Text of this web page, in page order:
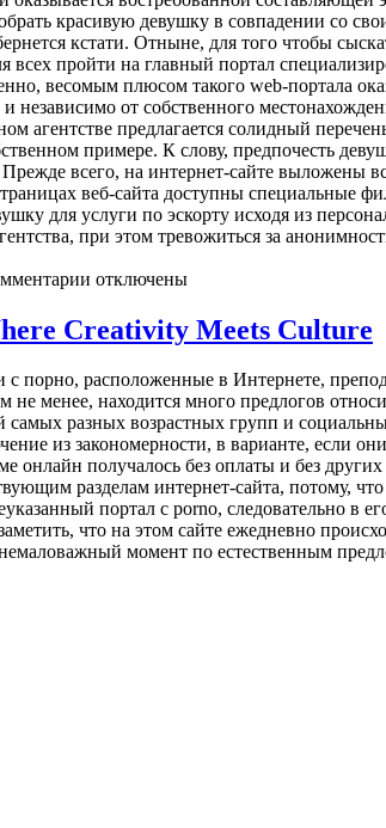
красивую девушку в совпадении со
кстати. Отныне, для того чтобы
всех пройти на главный портал
весомым плюсом такого web-портала
независимо от собственного
агентстве предлагается солидный
примере. К слову, предпочесть
Прежде всего, на интернет-сайте
веб-сайта доступны специальные
для услуги по эскорту исходя из
при этом тревожиться за
отключены
Creativity Meets Culture
порно, расположенные в Интернете,
не менее, находится много предлогов
разных возрастных групп и
из закономерности, в варианте, если
онлайн получалось без оплаты и без
разделам интернет-сайта, потому,
портал с porno, следовательно
что на этом сайте ежедневно
момент по естественным